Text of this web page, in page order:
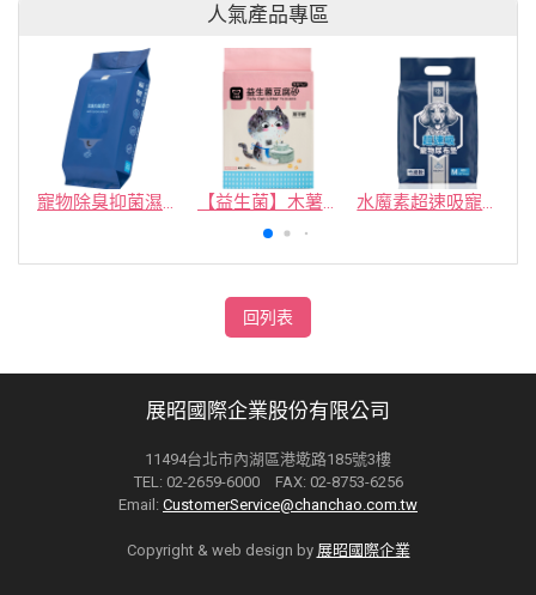
人氣產品專區
寵物除臭抑菌濕紙巾／30抽／無味【4包100】 【益生菌】木薯豆腐砂/豆腐砂 (1包最低$119起)抽貓砂機 水魔素超速吸寵物尿布墊買1送1
回列表
展昭國際企業股份有限公司
11494台北市內湖區港墘路185號3樓
TEL: 02-2659-6000 FAX: 02-8753-6256
Email: CustomerService@chanchao.com.tw
Copyright & web design by 展昭國際企業